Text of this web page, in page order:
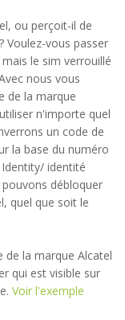
ou perçoit-il de
Voulez-vous passer
le sim verrouillé
nous vous
de la marque
n'importe quel
un code de
la base du numéro
identité
débloquer
quel que soit le
de la marque Alcatel
qui est visible sur
Voir l'exemple